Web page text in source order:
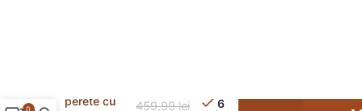
perete cu
459,99lei
6
0